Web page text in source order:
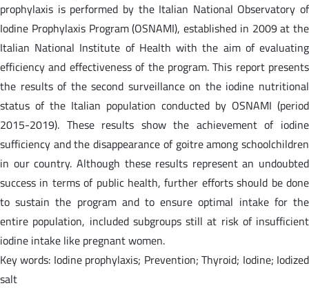
prophylaxis is performed by the Italian National Observatory of
Iodine Prophylaxis Program (OSNAMI), established in 2009 at the
Italian National Institute of Health with the aim of evaluating
efficiency and effectiveness of the program. This report presents
the results of the second surveillance on the iodine nutritional
status of the Italian population conducted by OSNAMI (period
2015-2019). These results show the achievement of iodine
sufficiency and the disappearance of goitre among schoolchildren
in our country. Although these results represent an undoubted
success in terms of public health, further efforts should be done
to sustain the program and to ensure optimal intake for the
entire population, included subgroups still at risk of insufficient
iodine intake like pregnant women.
Key words: Iodine prophylaxis; Prevention; Thyroid; Iodine; Iodized
salt